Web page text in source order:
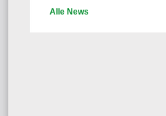
Alle News